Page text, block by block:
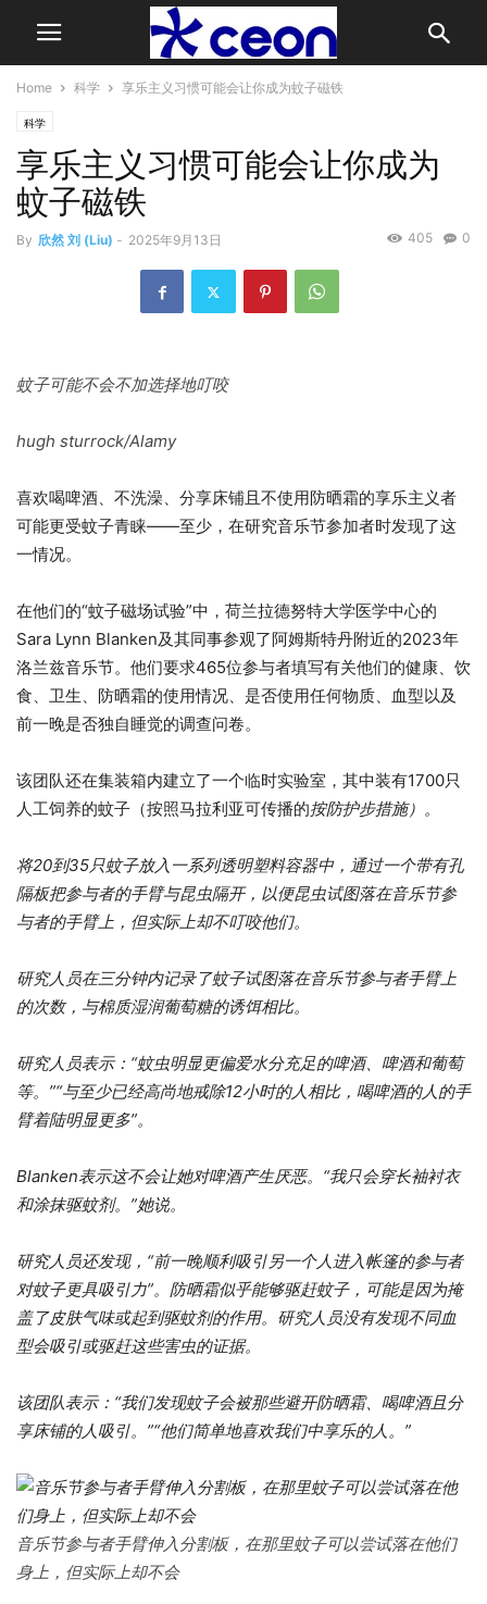
Home 科学 享乐主义习惯可能会让你成为蚊子磁铁
科学
享乐主义习惯可能会让你成为
蚊子磁铁
By 欣然 刘 (Liu) - 2025年9月13日 0
405
蚊子可能不会不加选择地叮咬
hugh sturrock/Alamy
喜欢喝啤酒、不洗澡、分享床铺且不使用防晒霜的享乐主义者
可能更受蚊子青睐——至少，在研究音乐节参加者时发现了这
一情况。
在他们的“蚊子磁场试验”中，荷兰拉德努特大学医学中心的
Sara Lynn Blanken及其同事参观了阿姆斯特丹附近的2023年
洛兰兹音乐节。他们要求465位参与者填写有关他们的健康、饮
食、卫生、防晒霜的使用情况、是否使用任何物质、血型以及
前一晚是否独自睡觉的调查问卷。
该团队还在集装箱内建立了一个临时实验室，其中装有1700只
人工饲养的蚊子（按照马拉利亚可传播的按防护步措施）。
将20到35只蚊子放入一系列透明塑料容器中，通过一个带有孔
隔板把参与者的手臂与昆虫隔开，以便昆虫试图落在音乐节参
与者的手臂上，但实际上却不叮咬他们。
研究人员在三分钟内记录了蚊子试图落在音乐节参与者手臂上
的次数，与棉质湿润葡萄糖的诱饵相比。
研究人员表示：“蚊虫明显更偏爱水分充足的啤酒、啤酒和葡萄
等。”“与至少已经高尚地戒除12小时的人相比，喝啤酒的人的手
臂着陆明显更多”。
Blanken表示这不会让她对啤酒产生厌恶。“我只会穿长袖衬衣
和涂抹驱蚊剂。”她说。
研究人员还发现，“前一晚顺利吸引另一个人进入帐篷的参与者
对蚊子更具吸引力”。防晒霜似乎能够驱赶蚊子，可能是因为掩
盖了皮肤气味或起到驱蚊剂的作用。研究人员没有发现不同血
型会吸引或驱赶这些害虫的证据。
该团队表示：“我们发现蚊子会被那些避开防晒霜、喝啤酒且分
享床铺的人吸引。”“他们简单地喜欢我们中享乐的人。”
音乐节参与者手臂伸入分割板，在那里蚊子可以尝试落在他们
身上，但实际上却不会